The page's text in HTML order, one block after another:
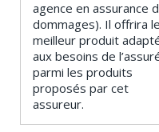
agence en assurance
dommages). Il offrira le
meilleur produit
aux besoins de
parmi les produits
proposés par cet
assureur.